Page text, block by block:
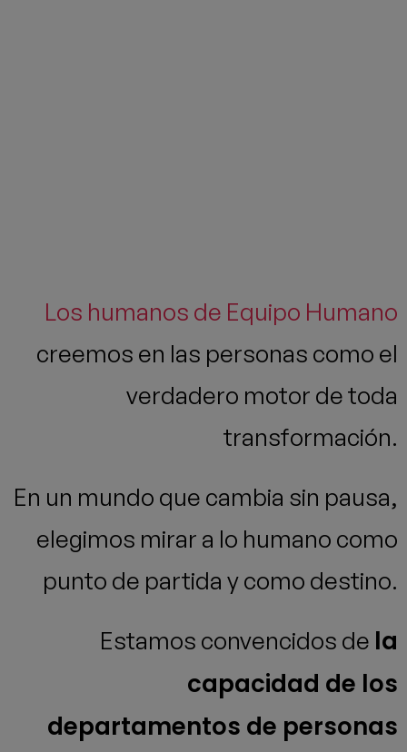
Los humanos de Equipo Humano
creemos en las personas como el
verdadero motor de toda
transformación.
En un mundo que cambia sin pausa,
elegimos mirar a lo humano como
punto de partida y como destino.
Estamos convencidos de la
capacidad de los
departamentos de personas